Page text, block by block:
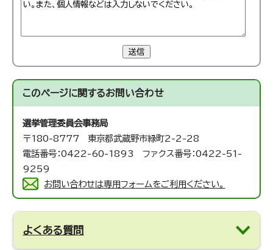
送信
このページに関するお問い合わせ
選挙管理委員会事務局
〒180-8777 東京都武蔵野市緑町2-2-28
電話番号：0422-60-1893 ファクス番号：0422-51-
9259
お問い合わせは専用フォームをご利用ください。
よくある質問